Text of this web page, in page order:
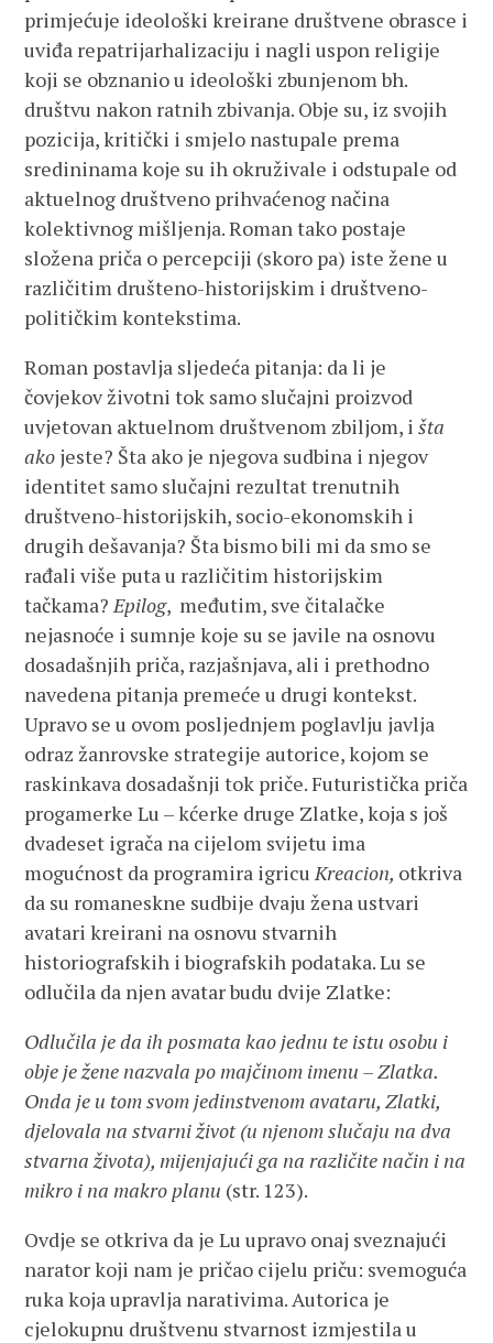
primjećuje ideološki kreirane društvene obrasce i
uviđa repatrijarhalizaciju i nagli uspon religije
koji se obznanio u ideološki zbunjenom bh.
društvu nakon ratnih zbivanja. Obje su, iz svojih
pozicija, kritički i smjelo nastupale prema
sredininama koje su ih okruživale i odstupale od
aktuelnog društveno prihvaćenog načina
kolektivnog mišljenja. Roman tako postaje
složena priča o percepciji (skoro pa) iste žene u
različitim društeno-historijskim i društveno-
političkim kontekstima.
Roman postavlja sljedeća pitanja: da li je
čovjekov životni tok samo slučajni proizvod
uvjetovan aktuelnom društvenom zbiljom, išta
ako jeste? Šta ako je njegova sudbina i njegov
identitet samo slučajni rezultat trenutnih
društveno-historijskih, socio-ekonomskih i
drugih dešavanja? Šta bismo bili mi da smo se
rađali više puta u različitim historijskim
tačkama?Epilog, međutim, sve čitalačke
nejasnoće i sumnje koje su se javile na osnovu
dosadašnjih priča, razjašnjava, ali i prethodno
navedena pitanja premeće u drugi kontekst.
Upravo se u ovom posljednjem poglavlju javlja
odraz žanrovske strategije autorice, kojom se
raskinkava dosadašnji tok priče. Futuristička priča
progamerke Lu – kćerke druge Zlatke, koja s još
dvadeset igrača na cijelom svijetu ima
mogućnost da programira igricuKreacion, otkriva
da su romaneskne sudbije dvaju žena ustvari
avatari kreirani na osnovu stvarnih
historiografskih i biografskih podataka. Lu se
odlučila da njen avatar budu dvije Zlatke:
Odlučila je da ih posmata kao jednu te istu osobu i
obje je žene nazvala po majčinom imenu – Zlatka.
Onda je u tom svom jedinstvenom avataru, Zlatki,
djelovala na stvarni život (u njenom slučaju na dva
stvarna života), mijenjajući ga na različite način i na
mikro i na makro planu (str. 123).
Ovdje se otkriva da je Lu upravo onaj sveznajući
narator koji nam je pričao cijelu priču: svemoguća
ruka koja upravlja narativima. Autorica je
cjelokupnu društvenu stvarnost izmjestila u